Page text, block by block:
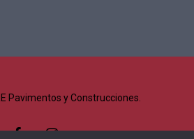
Pavimentos y Construcciones.
facebookinstagram